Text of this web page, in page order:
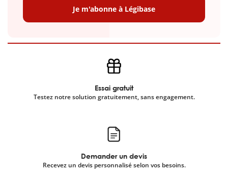
Je m'abonne à Légibase
Essai gratuit
Testez notre solution gratuitement, sans engagement.
Demander un devis
Recevez un devis personnalisé selon vos besoins.